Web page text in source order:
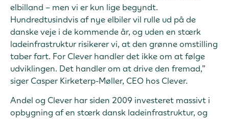
elbilland – men vi er kun lige begyndt.
Hundredtusindvis af nye elbiler vil rulle ud på de
danske veje i de kommende år, og uden en stærk
ladeinfrastruktur risikerer vi, at den grønne omstilling
taber fart. For Clever handler det ikke om at følge
udviklingen. Det handler om at drive den fremad,”
siger Casper Kirketerp-Møller, CEO hos Clever.
Andel og Clever har siden 2009 investeret massivt i
opbygning af en stærk dansk ladeinfrastruktur, og